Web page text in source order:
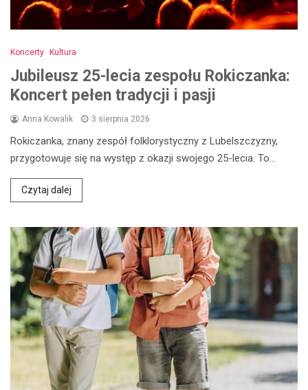
Koncerty Kultura
Jubileusz 25-lecia zespołu Rokiczanka:
Koncert pełen tradycji i pasji
Anna Kowalik 3 sierpnia 2026
Rokiczanka, znany zespół folklorystyczny z Lubelszczyzny,
przygotowuje się na występ z okazji swojego 25-lecia. To…
Czytaj dalej